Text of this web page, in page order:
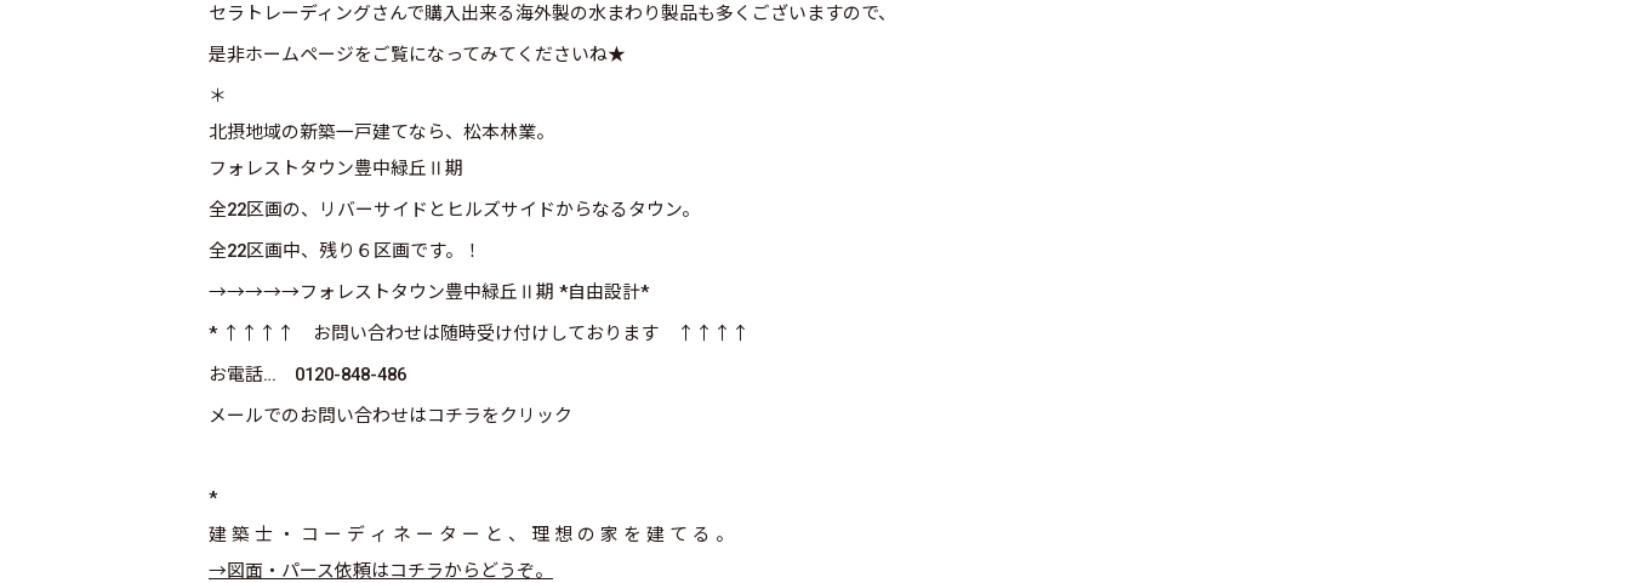
セラトレーディングさんで購入出来る海外製の水まわり製品も多くございますので、
是非ホームページをご覧になってみてくださいね★
＊
北摂地域の新築一戸建てなら、松本林業。
フォレストタウン豊中緑丘Ⅱ期
全22区画の、リバーサイドとヒルズサイドからなるタウン。
全22区画中、残り６区画です。！
→→→→→フォレストタウン豊中緑丘Ⅱ期 *自由設計*
* ↑↑↑↑ お問い合わせは随時受け付けしております ↑↑↑↑
お電話… 0120-848-486
メールでのお問い合わせはコチラをクリック
*
建 築 士 ・ コ ー デ ィ ネ ー タ ー と 、 理 想 の 家 を 建 て る 。
→図面・パース依頼はコチラからどうぞ。